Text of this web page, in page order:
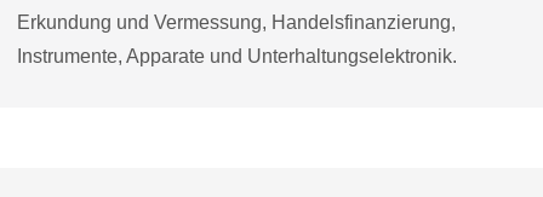
Erkundung und Vermessung, Handelsfinanzierung,
Instrumente, Apparate und Unterhaltungselektronik.